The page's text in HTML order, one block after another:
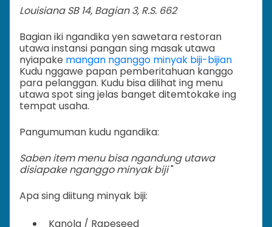
Louisiana SB 14, Bagian 3, R.S. 662
Bagian iki ngandika yen sawetara restoran
utawa instansi pangan sing masak utawa
nyiapake mangan nganggo minyak biji-bijian
Kudu nggawe papan pemberitahuan kanggo
para pelanggan. Kudu bisa dilihat ing menu
utawa spot sing jelas banget ditemtokake ing
tempat usaha.
Pangumuman kudu ngandika:
Saben item menu bisa ngandung utawa
disiapake nganggo minyak biji"
Apa sing diitung minyak biji:
Kanola / Rapeseed